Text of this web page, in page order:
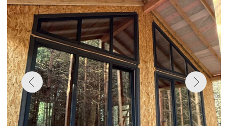
БОЛЬШЕ РАБОТ В НАШЕЙ
Остекление в профиле melke lite 60 мм,
стеклопакет однокамерный 32 мм
ламинация цвета махагон снаружи,
внутри-белые. Дверь входная с
многозапорным замком Reze.
Стоимость проекта под ключ 340 000 ₽